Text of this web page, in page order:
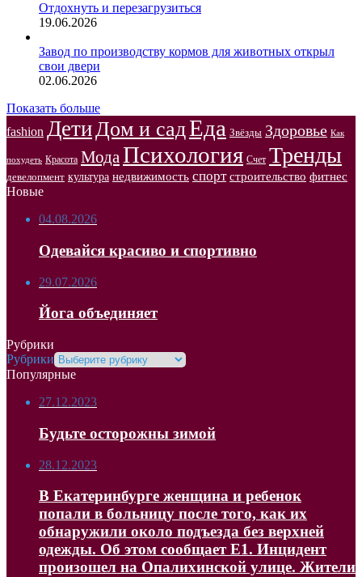
Отдохнуть и перезагрузиться
19.06.2026
Завод по производству кормов для животных открыл
свои двери
02.06.2026
Показать больше
fashion ДетиДом и садЕда Звёзды Здоровье Как
похудеть Красота Мода Психология Счет Тренды
девелопмент культура недвижимость спорт строительство фитнес
Новые
04.08.2026
Одевайся красиво и спортивно
29.07.2026
Йога объединяет
Рубрики
Рубрики
Популярные
27.12.2023
Будьте осторожны зимой
28.12.2023
В Екатеринбурге женщина и ребенок
попали в больницу после того, как их
обнаружили около подъезда без верхней
одежды. Об этом сообщает Е1. Инцидент
произошел на Опалихинской улице. Жители